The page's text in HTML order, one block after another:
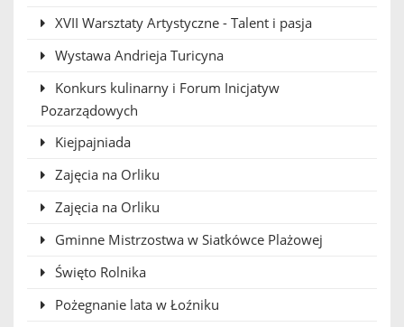
XVII Warsztaty Artystyczne - Talent i pasja
Wystawa Andrieja Turicyna
Konkurs kulinarny i Forum Inicjatyw
Pozarządowych
Kiejpajniada
Zajęcia na Orliku
Zajęcia na Orliku
Gminne Mistrzostwa w Siatkówce Plażowej
Święto Rolnika
Pożegnanie lata w Łoźniku